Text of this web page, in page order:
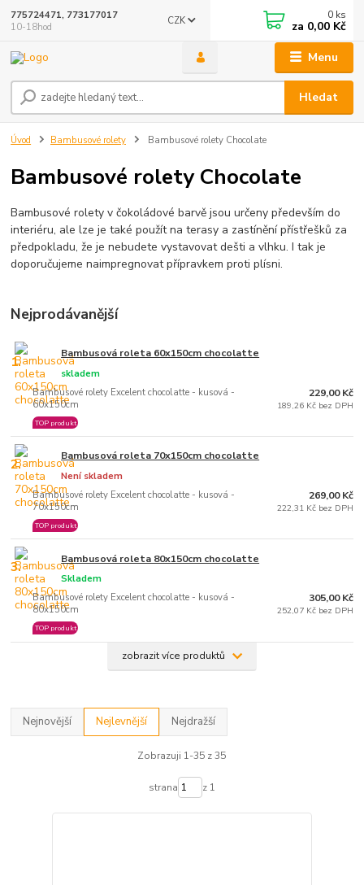
Menu
CZK
Hledat
775724471, 773177017
10-18hod
0 ks
za 0,00 Kč
Úvod Bambusové rolety Bambusové rolety Chocolate
Bambusové rolety Chocolate
Bambusové rolety v čokoládové barvě jsou určeny především do
interiéru, ale lze je také použít na terasy a zastínění přístřešků za
předpokladu, že je nebudete vystavovat dešti a vlhku. I tak je
doporučujeme naimpregnovat přípravkem proti plísni.
Nejprodávanější
1. Bambusová roleta 60x150cm chocolatte
Bambusové rolety Excelent chocolatte - kusová -
60x150cm
skladem
TOP produkt
229,00 Kč
189,26 Kč bez DPH
2. Bambusová roleta 70x150cm chocolatte
Bambusové rolety Excelent chocolatte - kusová -
70x150cm
Není skladem
TOP produkt
269,00 Kč
222,31 Kč bez DPH
3. Bambusová roleta 80x150cm chocolatte
Bambusové rolety Excelent chocolatte - kusová -
80x150cm
Skladem
TOP produkt
305,00 Kč
252,07 Kč bez DPH
zobrazit více produktů
Nejnovější Nejlevnější Nejdražší
Zobrazuji 1-35 z 35
strana z 1